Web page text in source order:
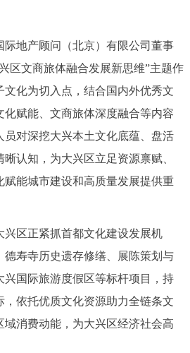
我要咨询 我要建议
在线访谈 图说互动
地产顾问（北京）有限公司董事
区文商旅体融合发展新思维”主题作
化为切入点，结合国内外优秀文
赋能、文商旅体深度融合等内容
员对深挖大兴本土文化底蕴、盘活
认知，为大兴区立足资源禀赋、
赋能城市建设和高质量发展提供重
区正紧抓首都文化建设发展机
德寿寺历史遗存修缮、展陈策划与
兴国际旅游度假区等标杆项目，持
依托优质文化资源助力全链条文
消费动能，为大兴区经济社会高